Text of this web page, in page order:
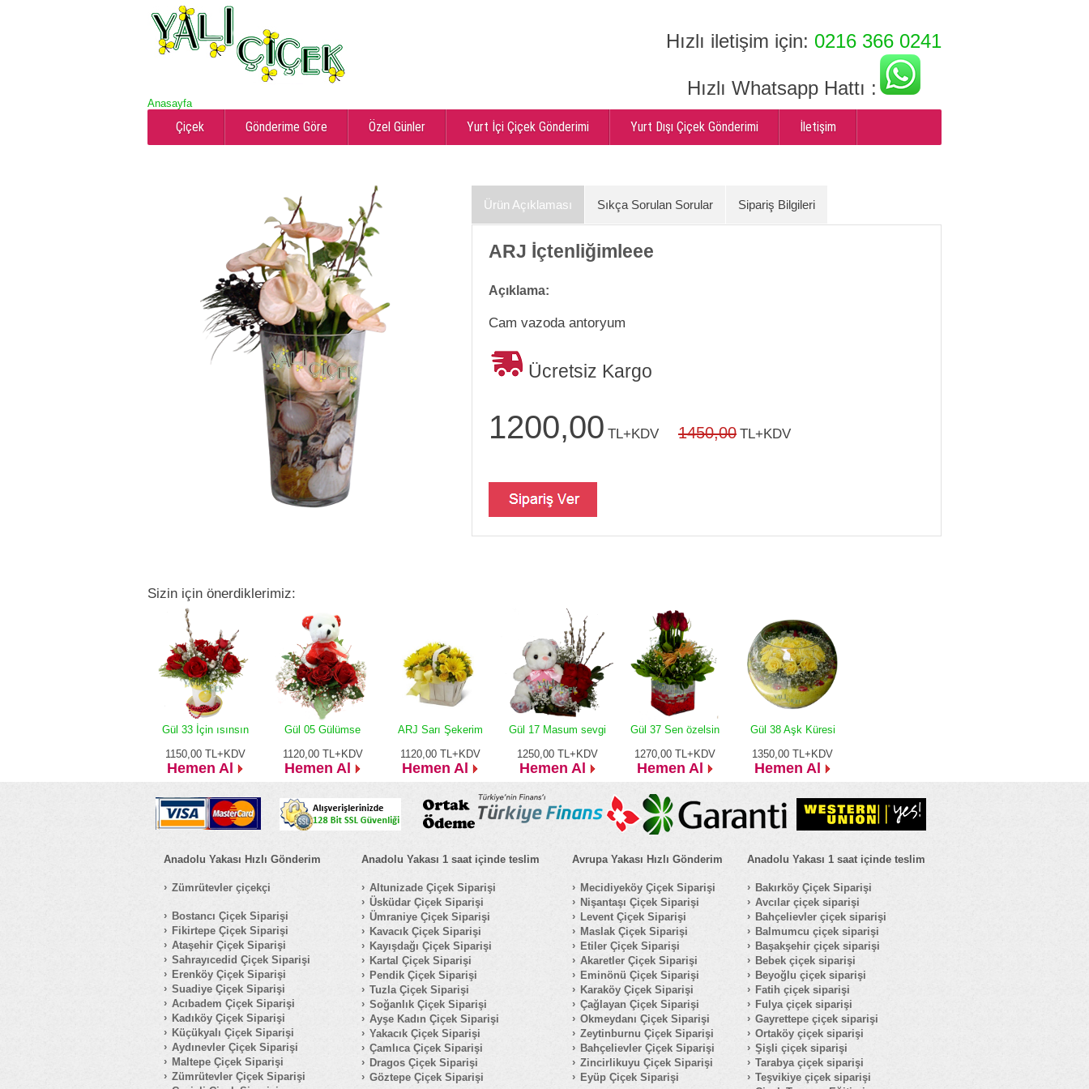
Anasayfa
Hızlı iletişim için: 0216 366 0241
Hızlı Whatsapp Hattı :
Çiçek Gönderime Göre Özel Günler Yurt İçi Çiçek Gönderimi Yurt Dışı Çiçek Gönderimi İletişim
Ürün Açıklaması Sıkça Sorulan Sorular Sipariş Bilgileri
ARJ İçtenliğimleee
Açıklama:
Cam vazoda antoryum
Ücretsiz Kargo
1200,00 TL+KDV 1450,00 TL+KDV
Sizin için önerdiklerimiz:
Gül 33 İçin ısınsın
1150,00 TL+KDV
Hemen Al
Gül 05 Gülümse
1120,00 TL+KDV
Hemen Al
ARJ Sarı Şekerim
1120,00 TL+KDV
Hemen Al
Gül 17 Masum sevgi
1250,00 TL+KDV
Hemen Al
Gül 37 Sen özelsin
1270,00 TL+KDV
Hemen Al
Gül 38 Aşk Küresi
1350,00 TL+KDV
Hemen Al
Anadolu Yakası Hızlı Gönderim
Zümrütevler çiçekçi
Bostancı Çiçek Siparişi
Fikirtepe Çiçek Siparişi
Ataşehir Çiçek Siparişi
Sahrayıcedid Çiçek Siparişi
Erenköy Çiçek Siparişi
Suadiye Çiçek Siparişi
Acıbadem Çiçek Siparişi
Kadıköy Çiçek Siparişi
Küçükyalı Çiçek Siparişi
Aydınevler Çiçek Siparişi
Maltepe Çiçek Siparişi
Zümrütevler Çiçek Siparişi
Anadolu Yakası 1 saat içinde teslim
Altunizade Çiçek Siparişi
Üsküdar Çiçek Siparişi
Ümraniye Çiçek Siparişi
Kavacık Çiçek Siparişi
Kayışdağı Çiçek Siparişi
Kartal Çiçek Siparişi
Pendik Çiçek Siparişi
Tuzla Çiçek Siparişi
Soğanlık Çiçek Siparişi
Ayşe Kadın Çiçek Siparişi
Yakacık Çiçek Siparişi
Çamlıca Çiçek Siparişi
Dragos Çiçek Siparişi
Göztepe Çiçek Siparişi
Avrupa Yakası Hızlı Gönderim
Mecidiyeköy Çiçek Siparişi
Nişantaşı Çiçek Siparişi
Levent Çiçek Siparişi
Maslak Çiçek Siparişi
Etiler Çiçek Siparişi
Akaretler Çiçek Siparişi
Eminönü Çiçek Siparişi
Karaköy Çiçek Siparişi
Çağlayan Çiçek Siparişi
Okmeydanı Çiçek Siparişi
Zeytinburnu Çiçek Siparişi
Bahçelievler Çiçek Siparişi
Zincirlikuyu Çiçek Siparişi
Eyüp Çiçek Siparişi
Anadolu Yakası 1 saat içinde teslim
Bakırköy Çiçek Siparişi
Avcılar çiçek siparişi
Bahçelievler çiçek siparişi
Balmumcu çiçek siparişi
Başakşehir çiçek siparişi
Bebek çiçek siparişi
Beyoğlu çiçek siparişi
Fatih çiçek siparişi
Fulya çiçek siparişi
Gayrettepe çiçek siparişi
Ortaköy çiçek siparişi
Şişli çiçek siparişi
Tarabya çiçek siparişi
Teşvikiye çiçek siparişi